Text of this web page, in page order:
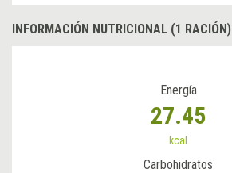
INFORMACIÓN NUTRICIONAL (1 RACIÓN)
Energía
27.45
kcal
Carbohidratos